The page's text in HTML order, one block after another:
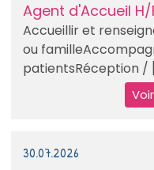
Agent d'Accueil H/
Accueillir et
ou
patientsRéception /
30.07.2026